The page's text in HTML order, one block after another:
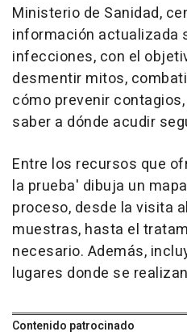
Ministerio de Sanidad,
información actualizada
infecciones, con el
desmentir mitos,
cómo prevenir
saber a dónde acudir
Entre los recursos que
la prueba' dibuja un
proceso, desde la visita
muestras, hasta el
necesario. Además,
lugares donde se
Contenido patrocinado